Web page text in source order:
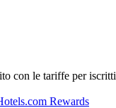
con le tariffe per iscritti
Rewards